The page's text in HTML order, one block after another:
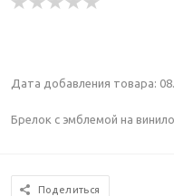
Дата добавления товара:
Брелок с эмблемой на
Поделиться